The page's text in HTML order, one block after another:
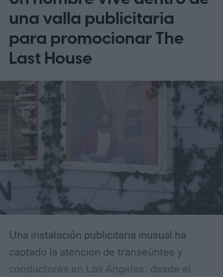
una valla publicitaria
para promocionar The
Last House
Una instalación publicitaria inusual ha
captado la atención de transeúntes y
conductores en Los Ángeles: desde el